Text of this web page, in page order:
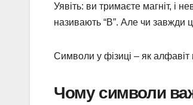
Уявіть: ви тримаєте магніт, і
називають “В”. Але чи завжди
Символи у фізиці – як алфавіт
Чому символи